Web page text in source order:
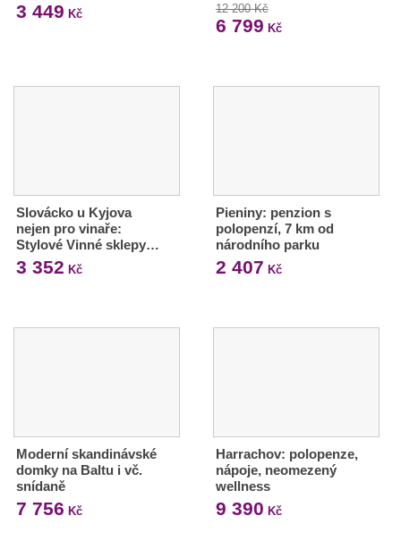
3 449 Kč 12 200 Kč
6 799 Kč
Slovácko u Kyjova
nejen pro vinaře:
Stylové Vinné sklepy…
3 352 Kč
Pieniny: penzion s
polopenzí, 7 km od
národního parku
2 407 Kč
Moderní skandinávské
domky na Baltu i vč.
snídaně
7 756 Kč
Harrachov: polopenze,
nápoje, neomezený
wellness
9 390 Kč